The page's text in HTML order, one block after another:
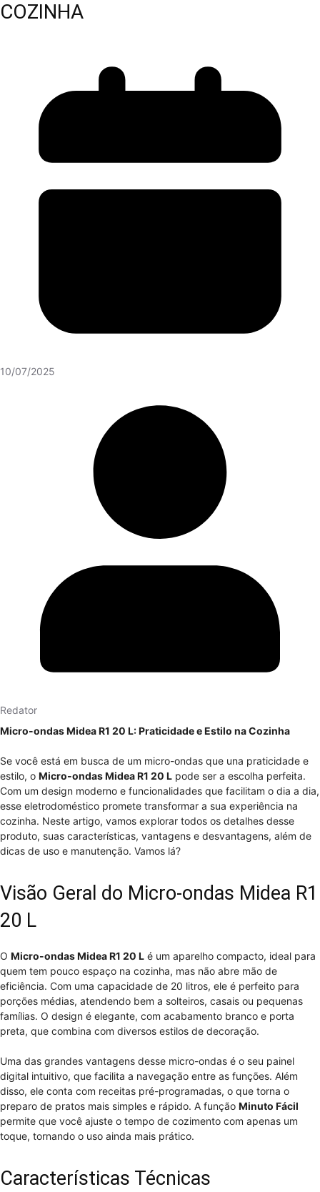
COZINHA
10/07/2025
Redator
Micro-ondas Midea R1 20 L: Praticidade e Estilo na Cozinha
Se você está em busca de um micro-ondas que una praticidade e
estilo, o Micro-ondas Midea R1 20 L pode ser a escolha perfeita.
Com um design moderno e funcionalidades que facilitam o dia a dia,
esse eletrodoméstico promete transformar a sua experiência na
cozinha. Neste artigo, vamos explorar todos os detalhes desse
produto, suas características, vantagens e desvantagens, além de
dicas de uso e manutenção. Vamos lá?
Visão Geral do Micro-ondas Midea R1
20 L
O Micro-ondas Midea R1 20 L é um aparelho compacto, ideal para
quem tem pouco espaço na cozinha, mas não abre mão de
eficiência. Com uma capacidade de 20 litros, ele é perfeito para
porções médias, atendendo bem a solteiros, casais ou pequenas
famílias. O design é elegante, com acabamento branco e porta
preta, que combina com diversos estilos de decoração.
Uma das grandes vantagens desse micro-ondas é o seu painel
digital intuitivo, que facilita a navegação entre as funções. Além
disso, ele conta com receitas pré-programadas, o que torna o
preparo de pratos mais simples e rápido. A função Minuto Fácil
permite que você ajuste o tempo de cozimento com apenas um
toque, tornando o uso ainda mais prático.
Características Técnicas